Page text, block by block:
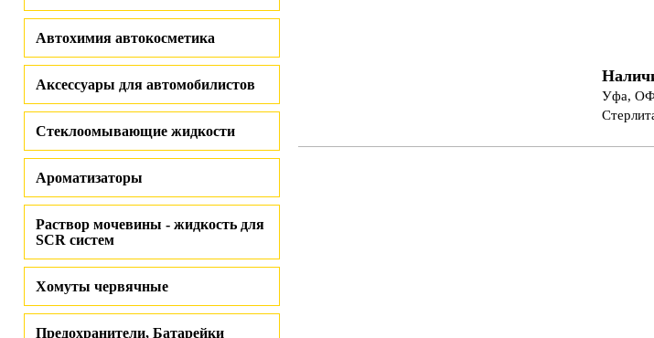
Автохимия автокосметика
Аксессуары для автомобилистов
Стеклоомывающие жидкости
Ароматизаторы
Раствор мочевины - жидкость для
SCR систем
Хомуты червячные
Предохранители, Батарейки
Уфа,